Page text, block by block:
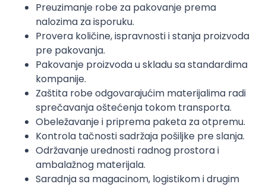
Preuzimanje robe za pakovanje prema
nalozima za isporuku.
Provera količine, ispravnosti i stanja proizvoda
pre pakovanja.
Pakovanje proizvoda u skladu sa standardima
kompanije.
Zaštita robe odgovarajućim materijalima radi
sprečavanja oštećenja tokom transporta.
Obeležavanje i priprema paketa za otpremu.
Kontrola tačnosti sadržaja pošiljke pre slanja.
Održavanje urednosti radnog prostora i
ambalažnog materijala.
Saradnja sa magacinom, logistikom i drugim